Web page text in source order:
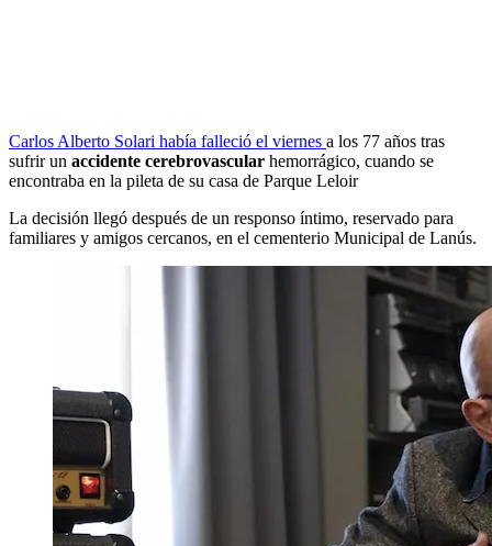
Carlos Alberto Solari había falleció el viernes a los 77 años tras
sufrir un accidente cerebrovascular hemorrágico, cuando se
encontraba en la pileta de su casa de Parque Leloir
La decisión llegó después de un responso íntimo, reservado para
familiares y amigos cercanos, en el cementerio Municipal de Lanús.